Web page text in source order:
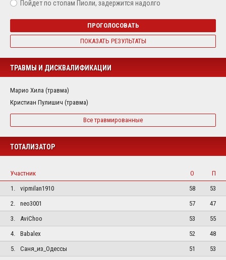
Пойдет по стопам Пиоли, задержится надолго
ПРОГОЛОСОВАТЬ
ПОКАЗАТЬ РЕЗУЛЬТАТЫ
ТРАВМЫ И ДИСКВАЛИФИКАЦИИ
Марио Хила (травма)
Кристиан Пулишич (травма)
Все травмированные
ТОТАЛИЗАТОР
Участник О
П
1.
vipmilan1910 58
53
2.
neo3001 57
47
3.
AviChoo 53
55
4.
Babalex 52
48
5.
Саня_из_Одессы 51 53